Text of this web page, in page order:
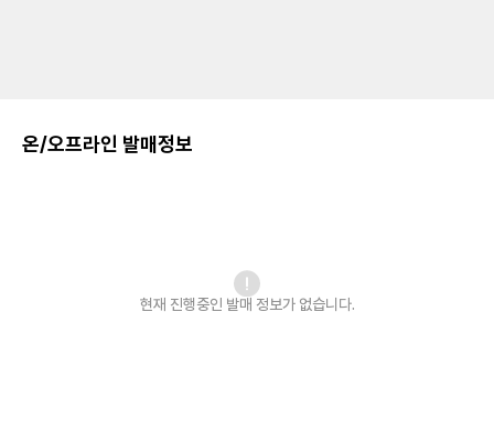
온/오프라인 발매정보
현재 진행중인 발매 정보가 없습니다.